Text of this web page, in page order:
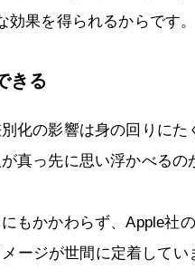
果を得られるからです。
きる
化の影響は身の回りに
真っ先に思い浮かべるの
もかかわらず、Apple社
ージが世間に定着してい